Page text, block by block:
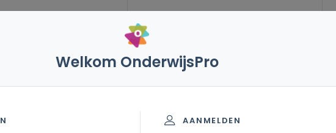
onder ontbindende voorwaarde iac-verslag
voorwaarde IAC-verslag
Welkom OnderwijsPro
AANMELDEN